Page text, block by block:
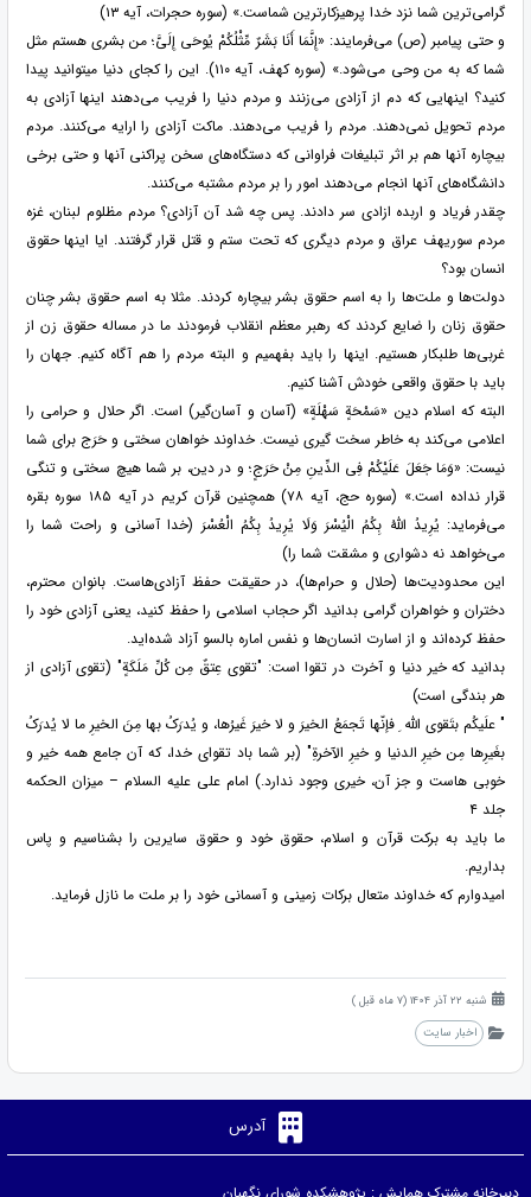
گرامی‌ترین شما نزد خدا پرهیزکارترین شماست.» (سوره حجرات، آیه ۱۳)
و حتی پیامبر (ص) می‌فرمایند: «إِنَّمَا أَنَا بَشَرٌ مِّثْلُکُمْ یُوحَى إِلَیَّ؛ من بشری هستم مثل
شما که به من وحی می‌شود.» (سوره کهف، آیه ۱۱۰). این را کجای دنیا میتوانید پیدا
کنید؟ اینهایی که دم از آزادی می‌زنند و مردم دنیا را فریب می‌دهند اینها آزادی به
مردم تحویل نمی‌دهند. مردم را فریب می‌دهند. ماکت آزادی را ارایه می‌کنند. مردم
بیچاره آنها هم بر اثر تبلیغات فراوانی که دستگاه‌های سخن پراکنی آنها و حتی برخی
دانشگاه‌های آنها انجام می‌دهند امور را بر مردم مشتبه می‌کنند.
چقدر فریاد و اربده ازادی سر دادند. پس چه شد آن آزادی؟ مردم مظلوم لبنان، غزه
مردم سوریهف عراق و مردم دیگری که تحت ستم و قتل قرار گرفتند. ایا اینها حقوق
انسان بود؟
دولت‌ها و ملت‌ها را به اسم حقوق بشر بیچاره کردند. مثلا به اسم حقوق بشر چنان
حقوق زنان را ضایع کردند که رهبر معظم انقلاب فرمودند ما در مساله حقوق زن از
غربی‌ها طلبکار هستیم. اینها را باید بفهمیم و البته مردم را هم آگاه کنیم. جهان را
باید با حقوق واقعی خودش آشنا کنیم.
البته که اسلام دین «سَمْحَةٍ سَهْلَةٍ» (آسان و آسان‌گیر) است. اگر حلال و حرامی را
اعلامی می‌کند به خاطر سخت گیری نیست. خداوند خواهان سختی و حَرَج برای شما
نیست: «وَمَا جَعَلَ عَلَیْکُمْ فِی الدِّینِ مِنْ حَرَجٍ؛ و در دین، بر شما هیچ سختی و تنگی
قرار نداده است.» (سوره حج، آیه ۷۸) همچنین قرآن کریم در آیه ۱۸۵ سوره بقره
می‌فرماید: یُرِیدُ اللَّهُ بِکُمُ الْیُسْرَ وَلَا یُرِیدُ بِکُمُ الْعُسْرَ (خدا آسانی و راحت شما را
می‌خواهد نه دشواری و مشقت شما را)
این محدودیت‌ها (حلال و حرام‌ها)، در حقیقت حفظ آزادی‌هاست. بانوان محترم،
دختران و خواهران گرامی بدانید اگر حجاب اسلامی را حفظ کنید، یعنی آزادی خود را
حفظ کرده‌اند و از اسارت انسان‌ها و نفس اماره بالسو آزاد شده‌اید.
بدانید که خیر دنیا و آخرت در تقوا است: "تقوی عِتقٌ مِن کُلِّ مَلَکَةٍ" (تقوی آزادی از
هر بندگی است)
" علَیکُم بتَقوى اللّه ِ فإنّها تَجمَعُ الخیرَ و لا خیرَ غَیرُها، و یُدرَکُ بها مِنَ الخیرِ ما لا یُدرَکُ
بغَیرِها مِن خیرِ الدنیا و خیرِ الآخرةِ" (بر شما باد تقواى خدا، که آن جامع همه خیر و
خوبى هاست و جز آن، خیرى وجود ندارد.) امام علی علیه السلام – میزان الحکمه
جلد ۴
ما باید به برکت قرآن و اسلام، حقوق خود و حقوق سایرین را بشناسیم و پاس
بداریم.
امیدوارم که خداوند متعال برکات زمینی و آسمانی خود را بر ملت ما نازل فرماید.
شنبه 22 آذر 1404 (7 ماه قبل )
اخبار سایت
آدرس